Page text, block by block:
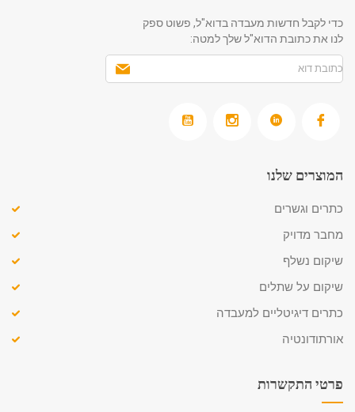
כדי לקבל חדשות מעבדה בדוא"ל, פשוט ספק
לנו את כתובת הדוא"ל שלך למטה:
המוצרים שלנו
כתרים וגשרים
מחבר מדויק
שיקום נשלף
שיקום על שתלים
כתרים דיגיטליים למעבדה
אורתודונטיה
פרטי התקשרות